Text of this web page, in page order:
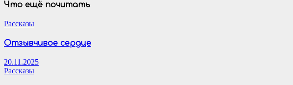
Что ещё почитать
Рассказы
Отзывчивое сердце
20.11.2025
Рассказы